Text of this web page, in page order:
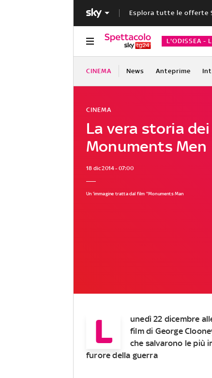
Esplora tutte le offerte
L'ODISSEA -
CINEMA News Anteprime
La vera storia dei
Monuments Men
CINEMA
18 dic 2014 - 07:00
Un 'immagine tratta dal film "Monuments Man
L
unedì 22 dicembre
film di George
che salvarono le più
furore della guerra